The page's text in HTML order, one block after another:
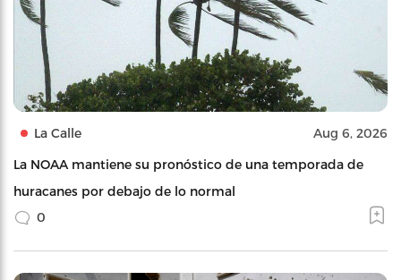
La Calle Aug 6, 2026
La NOAA mantiene su pronóstico de una temporada de
huracanes por debajo de lo normal
0